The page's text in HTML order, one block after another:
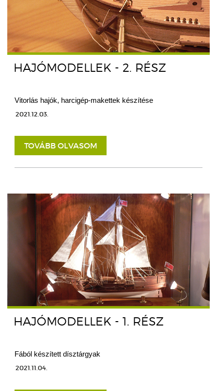
HAJÓMODELLEK - 2. RÉSZ
Vitorlás hajók, harcigép-makettek készítése
2021.12.03.
TOVÁBB OLVASOM
HAJÓMODELLEK - 1. RÉSZ
Fából készített dísztárgyak
2021.11.04.